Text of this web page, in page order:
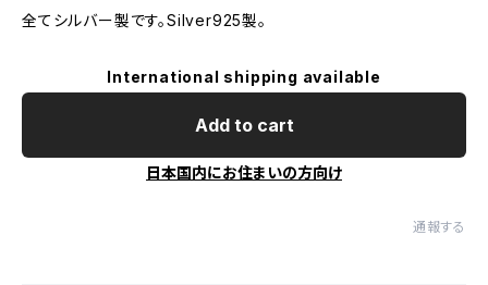
全てシルバー製です。Silver925製。
International shipping available
Add to cart
日本国内にお住まいの方向け
通報する